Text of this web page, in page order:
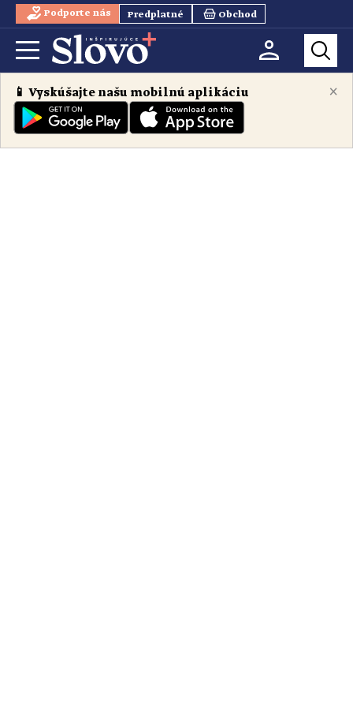
Podporte nás Predplatné Obchod
×
📱 Vyskúšajte našu mobilnú aplikáciu